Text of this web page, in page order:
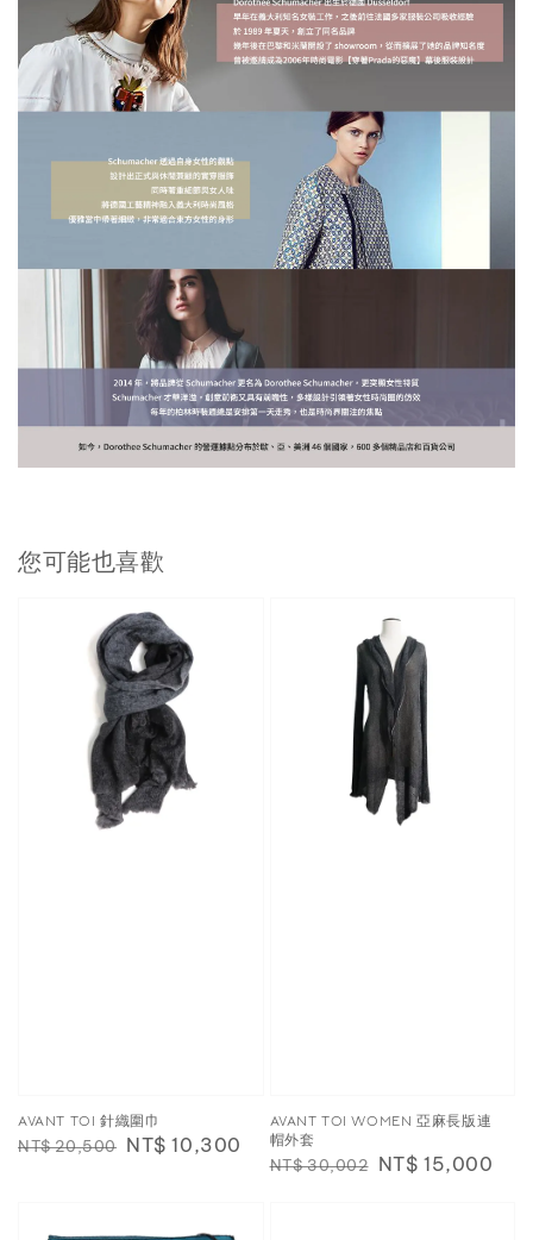
您可能也喜歡
AVANT TOI 針織圍巾
Regular
NT$ 20,500 Sale
NT$ 10,300
AVANT TOI WOMEN 亞麻長版連
帽外套
Regular
NT$ 30,002 Sale
NT$ 15,000